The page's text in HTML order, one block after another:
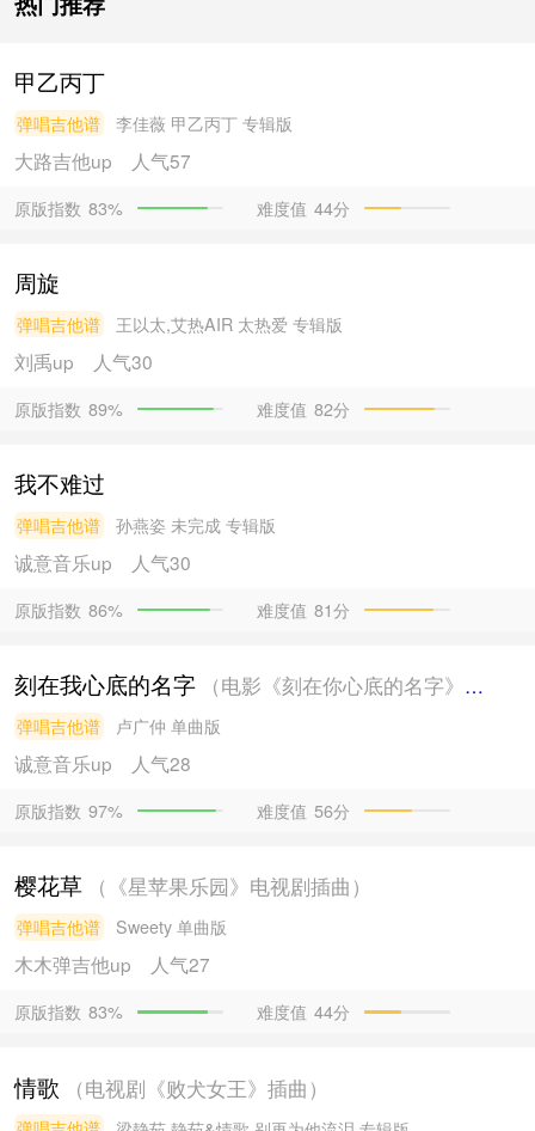
甲乙丙丁
弹唱吉他谱 李佳薇 甲乙丙丁 专辑版
大路吉他up 人气57
原版指数 83% 难度值 44分
周旋
弹唱吉他谱 王以太,艾热AIR 太热爱 专辑版
刘禹up 人气30
原版指数 89% 难度值 82分
我不难过
弹唱吉他谱 孙燕姿 未完成 专辑版
诚意音乐up 人气30
原版指数 86% 难度值 81分
刻在我心底的名字 （电影《刻在你心底的名字》主题曲）
弹唱吉他谱 卢广仲 单曲版
诚意音乐up 人气28
原版指数 97% 难度值 56分
樱花草 （《星苹果乐园》电视剧插曲）
弹唱吉他谱 Sweety 单曲版
木木弹吉他up 人气27
原版指数 83% 难度值 44分
情歌 （电视剧《败犬女王》插曲）